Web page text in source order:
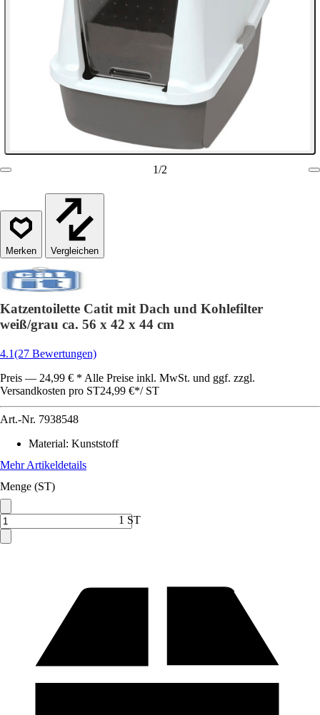
1/2
Vergleichen
Katzentoilette Catit mit Dach und Kohlefilter
weiß/grau ca. 56 x 42 x 44 cm
4.1(27 Bewertungen)
Preis — 24,99 € * Alle Preise inkl. MwSt. und ggf. zzgl.
Versandkosten pro ST24,99 €*/ ST
Art.-Nr. 7938548
Material: Kunststoff
Mehr Artikeldetails
Menge (ST)
1 ST